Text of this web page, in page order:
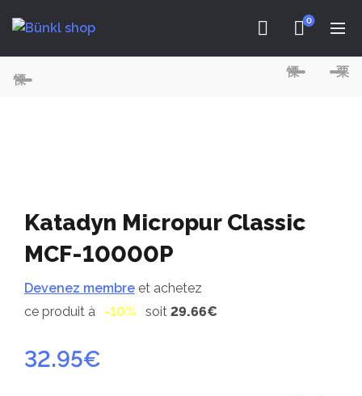
0
Katadyn Micropur Classic
MCF-10000P
Devenez membre et achetez
ce produit à
-10% soit 29.66€
32.95€